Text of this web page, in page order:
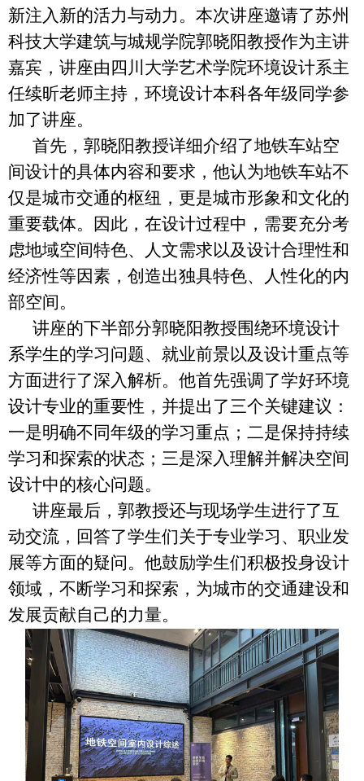
新注入新的活力与动力。本次讲座邀请了苏州
科技大学建筑与城规学院郭晓阳教授作为主讲
嘉宾，讲座由四川大学艺术学院环境设计系主
任续昕老师主持，环境设计本科各年级同学参
加了讲座。
首先，郭晓阳教授详细介绍了地铁车站空
间设计的具体内容和要求，他认为地铁车站不
仅是城市交通的枢纽，更是城市形象和文化的
重要载体。因此，在设计过程中，需要充分考
虑地域空间特色、人文需求以及设计合理性和
经济性等因素，创造出独具特色、人性化的内
部空间。
讲座的下半部分郭晓阳教授围绕环境设计
系学生的学习问题、就业前景以及设计重点等
方面进行了深入解析。他首先强调了学好环境
设计专业的重要性，并提出了三个关键建议：
一是明确不同年级的学习重点；二是保持持续
学习和探索的状态；三是深入理解并解决空间
设计中的核心问题。
讲座最后，郭教授还与现场学生进行了互
动交流，回答了学生们关于专业学习、职业发
展等方面的疑问。他鼓励学生们积极投身设计
领域，不断学习和探索，为城市的交通建设和
发展贡献自己的力量。